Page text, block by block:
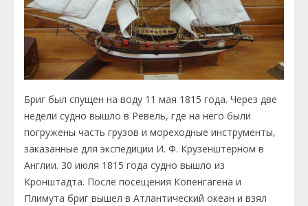
Бриг был спущен на воду 11 мая 1815 года. Через две
недели судно вышло в Ревель, где на него были
погружены часть грузов и мореходные инструменты,
заказанные для экспедиции И. Ф. Крузенштерном в
Англии. 30 июля 1815 года судно вышло из
Кронштадта. После посещения Копенгагена и
Плимута бриг вышел в Атлантический океан и взял